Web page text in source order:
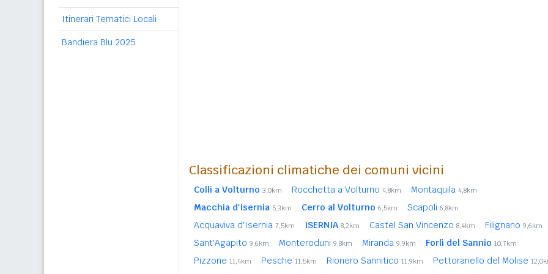
Itinerari Tematici Locali
Bandiera Blu 2025
Classificazioni climatiche dei comuni vicini
Colli a Volturno 3,0km Rocchetta a Volturno 4,8km Montaquila 4,8km
Macchia d'Isernia 5,3km Cerro al Volturno 6,5km Scapoli 6,8km
Acquaviva d'Isernia 7,5km ISERNIA 8,2km Castel San Vincenzo 8,4km Filignano 9,6km
Sant'Agapito 9,6km Monteroduni 9,8km Miranda 9,9km Forlì del Sannio 10,7km
Pizzone 11,4km Pesche 11,5km Rionero Sannitico 11,9km Pettoranello del Molise